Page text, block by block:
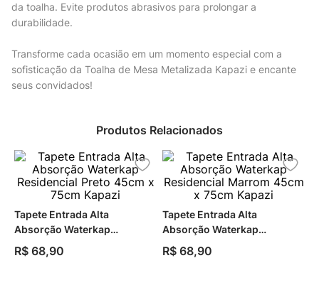
da toalha. Evite produtos abrasivos para prolongar a
durabilidade.
Transforme cada ocasião em um momento especial com a
sofisticação da Toalha de Mesa Metalizada Kapazi e encante
seus convidados!
Produtos Relacionados
Tapete Entrada Alta
Absorção Waterkap
Residencial Preto 45cm x
75cm Kapazi
R$ 68,90
Tapete Entrada Alta
Absorção Waterkap
Residencial Marrom 45cm x
75cm Kapazi
R$ 68,90